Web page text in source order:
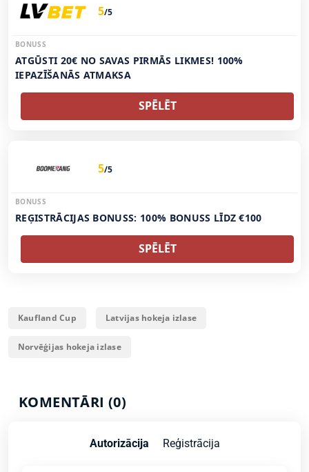
5/5
BONUSS
ATGŪSTI 20€ NO SAVAS PIRMĀS LIKMES! 100%
IEPAZĪŠANĀS ATMAKSA
SPĒLĒT
5/5
BONUSS
REĢISTRĀCIJAS BONUSS: 100% BONUSS LĪDZ €100
SPĒLĒT
Kaufland Cup Latvijas hokeja izlase
Norvēģijas hokeja izlase
KOMENTĀRI (0)
Autorizācija Reģistrācija